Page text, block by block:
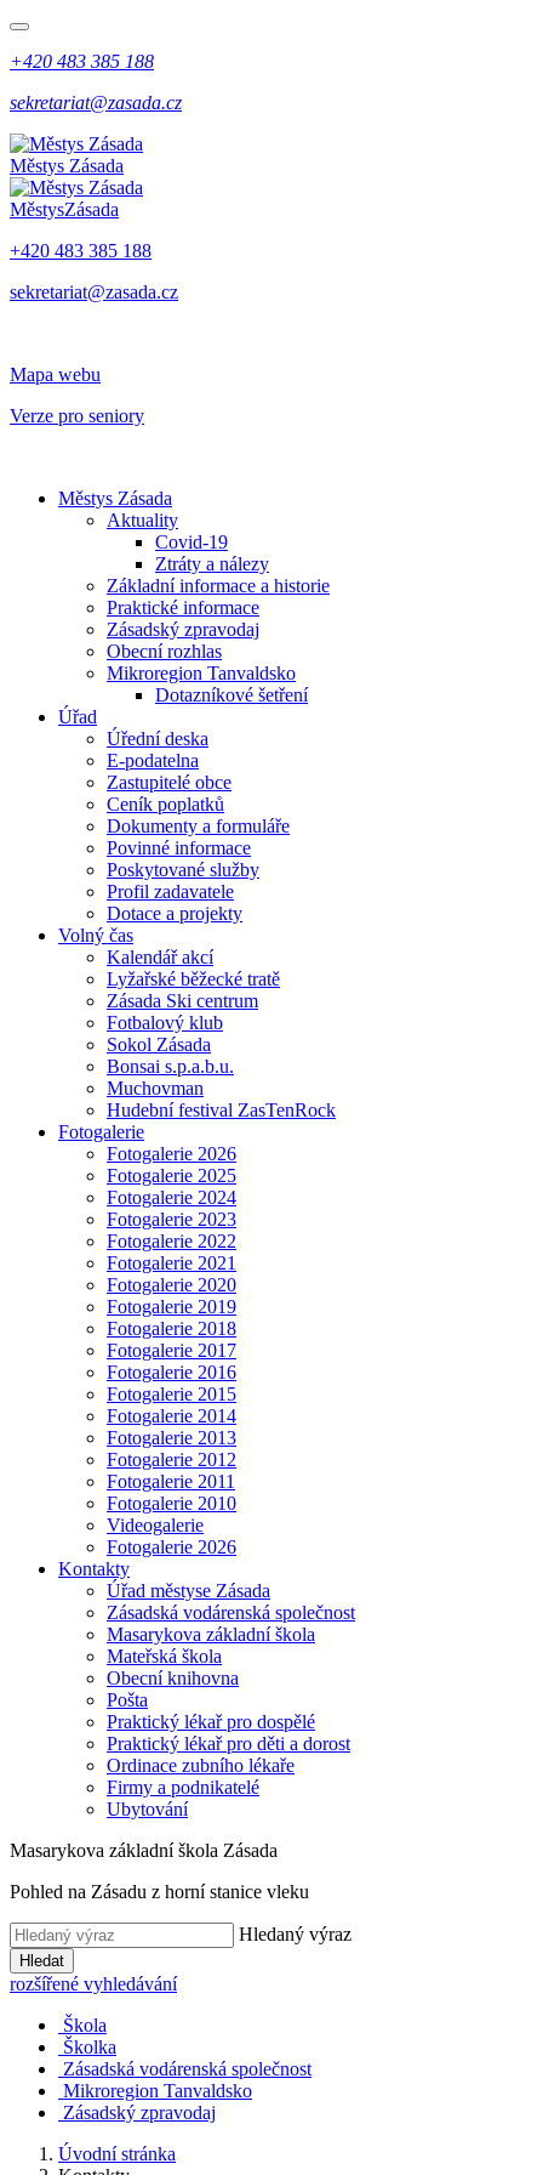
+420 483 385 188
sekretariat@zasada.cz
Městys Zásada
MěstysZásada
+420 483 385 188
sekretariat@zasada.cz
Mapa webu
Verze pro seniory
Městys Zásada
Aktuality
Covid-19
Ztráty a nálezy
Základní informace a historie
Praktické informace
Zásadský zpravodaj
Obecní rozhlas
Mikroregion Tanvaldsko
Dotazníkové šetření
Úřad
Úřední deska
E-podatelna
Zastupitelé obce
Ceník poplatků
Dokumenty a formuláře
Povinné informace
Poskytované služby
Profil zadavatele
Dotace a projekty
Volný čas
Kalendář akcí
Lyžařské běžecké tratě
Zásada Ski centrum
Fotbalový klub
Sokol Zásada
Bonsai s.p.a.b.u.
Muchovman
Hudební festival ZasTenRock
Fotogalerie
Fotogalerie 2026
Fotogalerie 2025
Fotogalerie 2024
Fotogalerie 2023
Fotogalerie 2022
Fotogalerie 2021
Fotogalerie 2020
Fotogalerie 2019
Fotogalerie 2018
Fotogalerie 2017
Fotogalerie 2016
Fotogalerie 2015
Fotogalerie 2014
Fotogalerie 2013
Fotogalerie 2012
Fotogalerie 2011
Fotogalerie 2010
Videogalerie
Fotogalerie 2026
Kontakty
Úřad městyse Zásada
Zásadská vodárenská společnost
Masarykova základní škola
Mateřská škola
Obecní knihovna
Pošta
Praktický lékař pro dospělé
Praktický lékař pro děti a dorost
Ordinace zubního lékaře
Firmy a podnikatelé
Ubytování
Masarykova základní škola Zásada
Pohled na Zásadu z horní stanice vleku
Hledaný výraz
Hledat
rozšířené vyhledávání
Škola
Školka
Zásadská vodárenská společnost
Mikroregion Tanvaldsko
Zásadský zpravodaj
Úvodní stránka